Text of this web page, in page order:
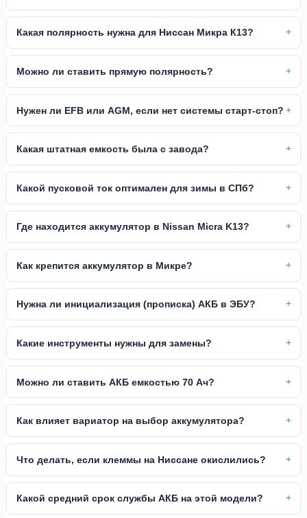
Какая полярность нужна для Ниссан Микра К13?
Можно ли ставить прямую полярность?
Нужен ли EFB или AGM, если нет системы старт-стоп?
Какая штатная емкость была с завода?
Какой пусковой ток оптимален для зимы в СПб?
Где находится аккумулятор в Nissan Micra K13?
Как крепится аккумулятор в Микре?
Нужна ли инициализация (прописка) АКБ в ЭБУ?
Какие инструменты нужны для замены?
Можно ли ставить АКБ емкостью 70 Ач?
Как влияет вариатор на выбор аккумулятора?
Что делать, если клеммы на Ниссане окислились?
Какой средний срок службы АКБ на этой модели?